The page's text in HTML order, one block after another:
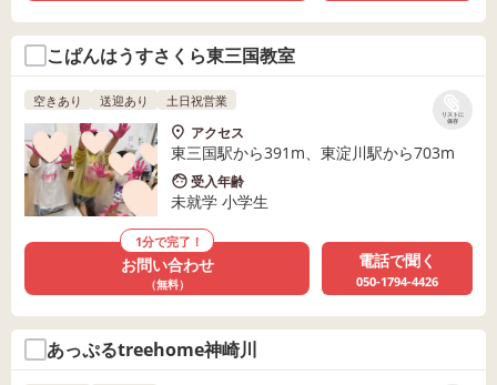
こぱんはうすさくら東三国教室
リストに
保存
空きあり 送迎あり 土日祝営業
アクセス
東三国駅から391m、東淀川駅から703m
受入年齢
未就学 小学生
1分で完了！
お問い合わせ
（無料）
電話で聞く
050-1794-4426
あっぷるtreehome神崎川